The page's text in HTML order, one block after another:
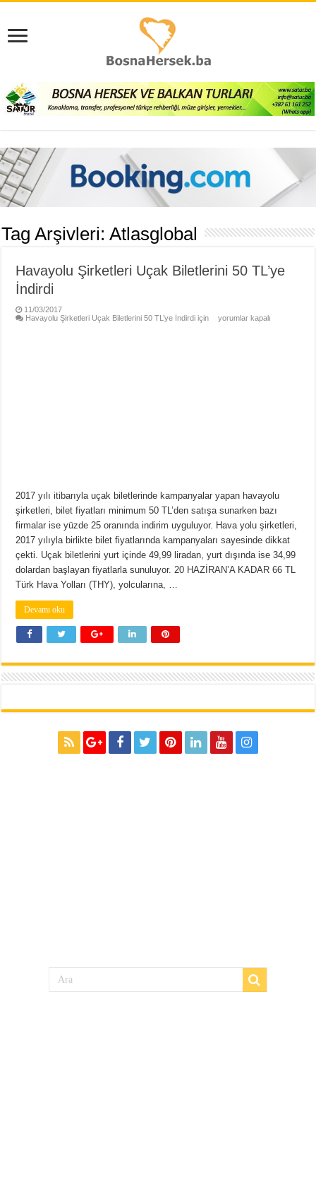
Tag Arşivleri:Atlasglobal
Havayolu Şirketleri Uçak Biletlerini 50 TL’ye
İndirdi
11/03/2017
Havayolu Şirketleri Uçak Biletlerini 50 TL’ye İndirdi için
yorumlar kapalı
2017 yılı itibarıyla uçak biletlerinde kampanyalar yapan havayolu
şirketleri, bilet fiyatları minimum 50 TL’den satışa sunarken bazı
firmalar ise yüzde 25 oranında indirim uyguluyor. Hava yolu şirketleri,
2017 yılıyla birlikte bilet fiyatlarında kampanyaları sayesinde dikkat
çekti. Uçak biletlerini yurt içinde 49,99 liradan, yurt dışında ise 34,99
dolardan başlayan fiyatlarla sunuluyor. 20 HAZİRAN’A KADAR 66 TL
Türk Hava Yolları (THY), yolcularına, …
Devamı oku